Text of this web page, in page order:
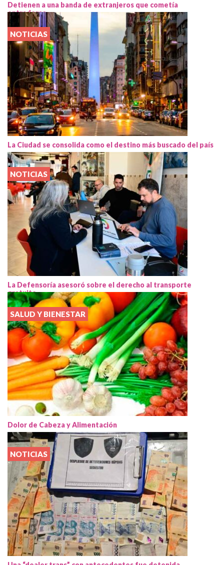
Detienen a una banda de extranjeros que cometía
entraderas
NOTICIAS
La Ciudad se consolida como el destino más buscado del país
NOTICIAS
La Defensoría asesoró sobre el derecho al transporte
gratuito
SALUD Y BIENESTAR
Dolor de Cabeza y Alimentación
NOTICIAS